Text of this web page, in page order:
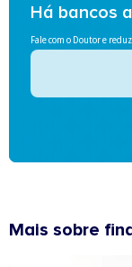
Há bancos
Fale com o Doutor e
Mais sobre